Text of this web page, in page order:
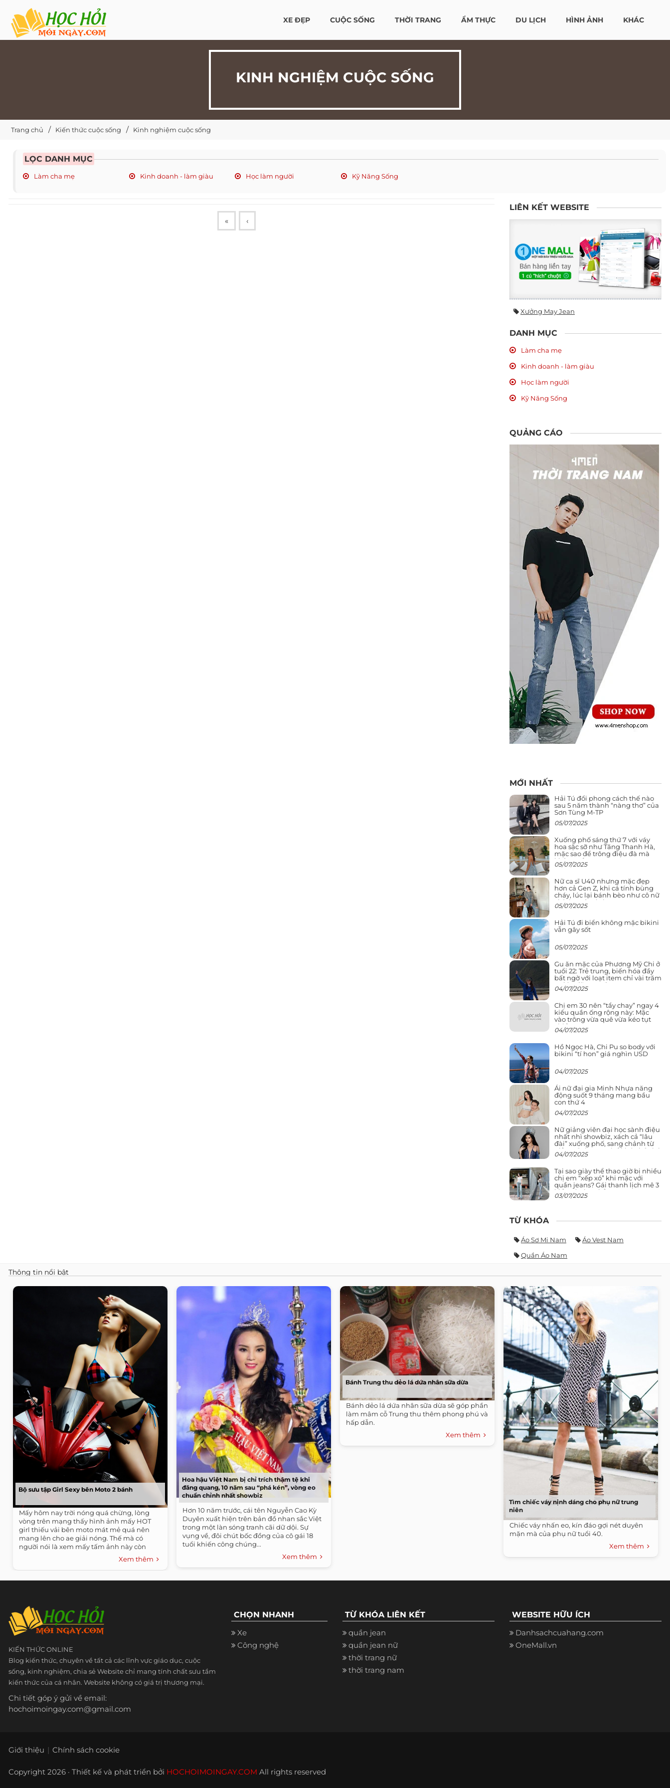
XE ĐẸP CUỘC SỐNG THỜI TRANG ẨM THỰC DU LỊCH HÌNH ẢNH KHÁC
KINH NGHIỆM CUỘC SỐNG
Trang chủ Kiến thức cuộc sống Kinh nghiệm cuộc sống
LỌC DANH MỤC
Làm cha mẹ Kinh doanh - làm giàu Học làm người Kỹ Năng Sống
« ‹
LIÊN KẾT WEBSITE
Xưởng May Jean
DANH MỤC
Làm cha mẹ
Kinh doanh - làm giàu
Học làm người
Kỹ Năng Sống
QUẢNG CÁO
MỚI NHẤT
Hải Tú đổi phong cách thế nào
sau 5 năm thành “nàng thơ” của
Sơn Tùng M-TP
05/07/2025
Xuống phố sáng thứ 7 với váy
hoa sặc sỡ như Tăng Thanh Hà,
mặc sao để trông điệu đà mà
không sến
05/07/2025
Nữ ca sĩ U40 nhưng mặc đẹp
hơn cả Gen Z, khi cá tính bùng
cháy, lúc lại bánh bèo như cô nữ
chính ngôn tình
05/07/2025
Hải Tú đi biển không mặc bikini
vẫn gây sốt
05/07/2025
Gu ăn mặc của Phương Mỹ Chi ở
tuổi 22: Trẻ trung, biến hóa đầy
bất ngờ với loạt item chỉ vài trăm
nghìn đã mua được
04/07/2025
Chị em 30 nên “tẩy chay” ngay 4
kiểu quần ống rộng này: Mặc
vào trông vừa quê vừa kéo tụt
chiều cao
04/07/2025
Hồ Ngọc Hà, Chi Pu so body với
bikini “tí hon” giá nghìn USD
04/07/2025
Ái nữ đại gia Minh Nhựa năng
động suốt 9 tháng mang bầu
con thứ 4
04/07/2025
Nữ giảng viên đại học sành điệu
nhất nhì showbiz, xách cả “lâu
đài” xuống phố, sang chảnh từ
giảng đường ra phố khó ai đọ lại
04/07/2025
Tại sao giày thể thao giờ bị nhiều
chị em “xếp xó” khi mặc với
quần jeans? Gái thanh lịch mê 3
kiểu này hơn hẳn
03/07/2025
TỪ KHÓA
Áo Sơ Mi Nam
Áo Vest Nam
Quần Áo Nam
Thông tin nổi bật
Bộ sưu tập Girl Sexy bên Moto 2 bánh
Mấy hôm nay trời nóng quá chừng, lòng
vòng trên mạng thấy hình ảnh mấy HOT
girl thiếu vải bên moto mát mẻ quá nên
mang lên cho ae giải nóng. Thế mà có
người nói là xem mấy tấm ảnh này còn
Xem thêm
Hoa hậu Việt Nam bị chỉ trích thậm tệ khi
đăng quang, 10 năm sau “phá kén”, vòng eo
chuẩn chỉnh nhất showbiz
Hơn 10 năm trước, cái tên Nguyễn Cao Kỳ
Duyên xuất hiện trên bản đồ nhan sắc Việt
trong một làn sóng tranh cãi dữ dội. Sự
vụng về, đôi chút bốc đồng của cô gái 18
tuổi khiến công chúng...
Xem thêm
Bánh Trung thu dẻo lá dứa nhân sữa dừa
Bánh dẻo lá dứa nhân sữa dừa sẽ góp phần
làm mâm cỗ Trung thu thêm phong phú và
hấp dẫn.
Xem thêm
Tìm chiếc váy nịnh dáng cho phụ nữ trung
niên
Chiếc váy nhấn eo, kín đáo gợi nét duyên
mặn mà của phụ nữ tuổi 40.
Xem thêm
KIẾN THỨC ONLINE
Blog kiến thức, chuyên về tất cả các lĩnh vực giáo dục, cuộc
sống, kinh nghiệm, chia sẻ Website chỉ mang tính chất sưu tầm
kiến thức của cá nhân. Website không có giá trị thương mại.
Chi tiết góp ý gửi về email:
hochoimoingay.com@gmail.com
CHỌN NHANH
Xe
Công nghệ
TỪ KHÓA LIÊN KẾT
quần jean
quần jean nữ
thời trang nữ
thời trang nam
WEBSITE HỮU ÍCH
Danhsachcuahang.com
OneMall.vn
Giới thiệu Chính sách cookie
Copyright 2026 · Thiết kế và phát triển bởi HOCHOIMOINGAY.COM All rights reserved